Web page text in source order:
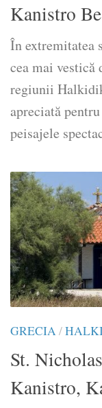
Kanistro
În extremitatea
cea mai vestică
regiunii
apreciată
peisajele
GRECIA/
St.
Kanistro,